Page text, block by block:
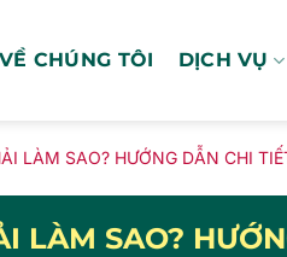
VỀ CHÚNG TÔI DỊCH VỤ
LÀM SAO? HƯỚNG DẪN CHI
LÀM SAO?